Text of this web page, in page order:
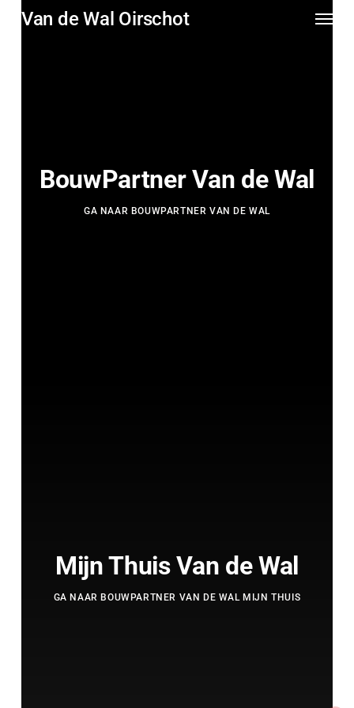
naarVan de Wal Oirschot Menu
BouwPartner Van de Wal
GA NAAR BOUWPARTNER VAN DE WAL
Mijn Thuis Van de Wal
GA NAAR BOUWPARTNER VAN DE WAL MIJN THUIS